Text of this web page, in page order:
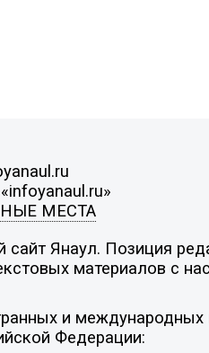
МЕСТА
Янаул. Позиция
материалов с
и международных
Федерации: